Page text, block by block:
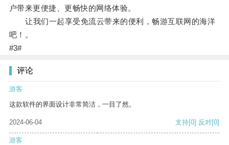
户带来更便捷、更畅快的网络体验。
让我们一起享受免流云带来的便利，畅游互联网的海洋
吧！。
#3#
评论
游客
这款软件的界面设计非常简洁，一目了然。
2024-06-04 支持[0] 反对[0]
游客